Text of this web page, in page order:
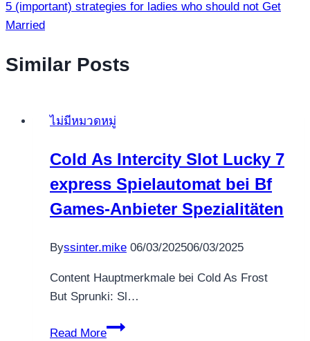
5 (important) strategies for ladies who should not Get
Married
Similar Posts
ไม่มีหมวดหมู่
Cold As Intercity Slot Lucky 7
express Spielautomat bei Bf
Games-Anbieter Spezialitäten
Byssinter.mike 06/03/202506/03/2025
Content Hauptmerkmale bei Cold As Frost
But Sprunki: Sl…
Read More
Cold